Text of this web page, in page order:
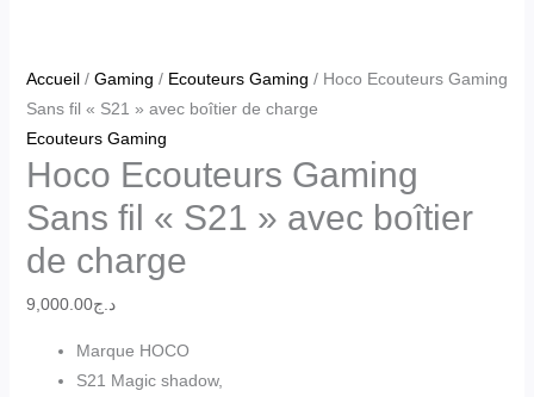
Accueil/ Gaming / Ecouteurs Gaming / Hoco Ecouteurs Gaming
Sans fil « S21 » avec boîtier de charge
Ecouteurs Gaming
Hoco Ecouteurs Gaming
Sans fil « S21 » avec boîtier
de charge
د.ج9,000.00
Marque HOCO
S21 Magic shadow,